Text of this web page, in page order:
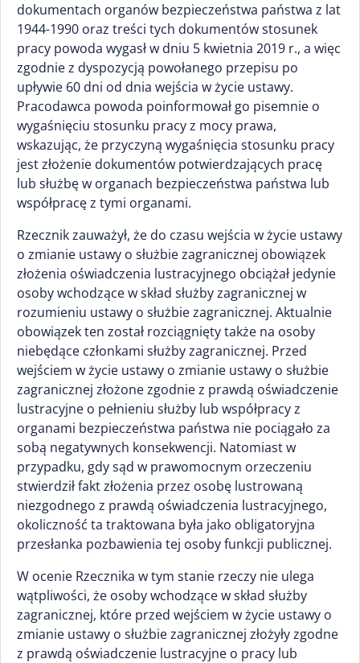
dokumentach organów bezpieczeństwa państwa z lat
1944-1990 oraz treści tych dokumentów stosunek
pracy powoda wygasł w dniu 5 kwietnia 2019 r., a więc
zgodnie z dyspozycją powołanego przepisu po
upływie 60 dni od dnia wejścia w życie ustawy.
Pracodawca powoda poinformował go pisemnie o
wygaśnięciu stosunku pracy z mocy prawa,
wskazując, że przyczyną wygaśnięcia stosunku pracy
jest złożenie dokumentów potwierdzających pracę
lub służbę w organach bezpieczeństwa państwa lub
współpracę z tymi organami.
Rzecznik zauważył, że do czasu wejścia w życie ustawy
o zmianie ustawy o służbie zagranicznej obowiązek
złożenia oświadczenia lustracyjnego obciążał jedynie
osoby wchodzące w skład służby zagranicznej w
rozumieniu ustawy o służbie zagranicznej. Aktualnie
obowiązek ten został rozciągnięty także na osoby
niebędące członkami służby zagranicznej. Przed
wejściem w życie ustawy o zmianie ustawy o służbie
zagranicznej złożone zgodnie z prawdą oświadczenie
lustracyjne o pełnieniu służby lub współpracy z
organami bezpieczeństwa państwa nie pociągało za
sobą negatywnych konsekwencji. Natomiast w
przypadku, gdy sąd w prawomocnym orzeczeniu
stwierdził fakt złożenia przez osobę lustrowaną
niezgodnego z prawdą oświadczenia lustracyjnego,
okoliczność ta traktowana była jako obligatoryjna
przesłanka pozbawienia tej osoby funkcji publicznej.
W ocenie Rzecznika w tym stanie rzeczy nie ulega
wątpliwości, że osoby wchodzące w skład służby
zagranicznej, które przed wejściem w życie ustawy o
zmianie ustawy o służbie zagranicznej złożyły zgodne
z prawdą oświadczenie lustracyjne o pracy lub